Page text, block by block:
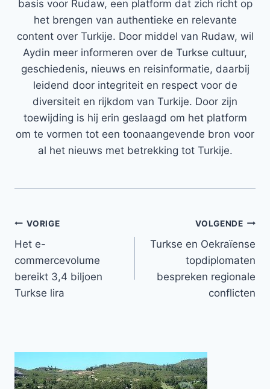
basis voor Rudaw, een platform dat zich richt op
het brengen van authentieke en relevante
content over Turkije. Door middel van Rudaw, wil
Aydin meer informeren over de Turkse cultuur,
geschiedenis, nieuws en reisinformatie, daarbij
leidend door integriteit en respect voor de
diversiteit en rijkdom van Turkije. Door zijn
toewijding is hij erin geslaagd om het platform
om te vormen tot een toonaangevende bron voor
al het nieuws met betrekking tot Turkije.
Bericht
navigatie
VORIGE
Het e-
commercevolume
bereikt 3,4 biljoen
Turkse lira
VOLGENDE
Turkse en Oekraïense
topdiplomaten
bespreken regionale
conflicten